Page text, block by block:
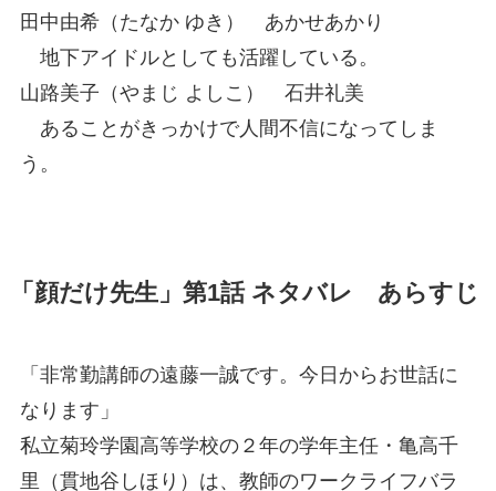
田中由希（たなか ゆき） あかせあかり
地下アイドルとしても活躍している。
山路美子（やまじ よしこ） 石井礼美
あることがきっかけで人間不信になってしま
う。
「顔だけ先生」第1話 ネタバレ あらすじ
「非常勤講師の遠藤一誠です。今日からお世話に
なります」
私立菊玲学園高等学校の２年の学年主任・亀高千
里（貫地谷しほり）は、教師のワークライフバラ